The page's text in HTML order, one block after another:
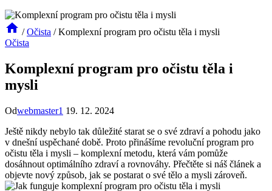
/ Očista / Komplexní program pro očistu těla i mysli
Očista
Komplexní program pro očistu těla i
mysli
Odwebmaster1 19. 12. 2024
Ještě nikdy nebylo tak důležité starat se o své zdraví a pohodu jako
v dnešní uspěchané době. Proto přinášíme revoluční program pro
očistu těla i mysli – komplexní metodu, která vám pomůže
dosáhnout optimálního zdraví a rovnováhy. Přečtěte si náš článek a
objevte nový způsob, jak se postarat o své tělo a mysli zároveň.